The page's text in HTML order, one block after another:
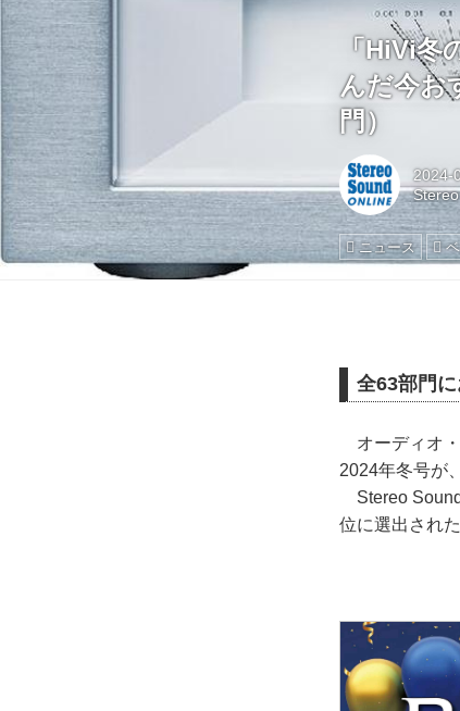
「HiVi
んだ今お
門）
2024-
ニュース
全63部門
オーディオ・
2024年冬号が
Stereo
位に選出され